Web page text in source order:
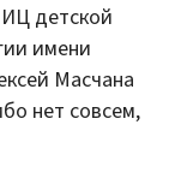
детской
имени
Масчана
нет совсем,